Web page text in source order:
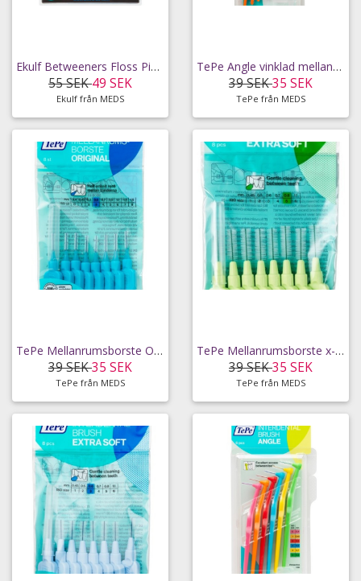
Ekulf Betweeners Floss Picks 20 st
55 SEK49 SEK
Ekulf från MEDS
TePe Angle vinklad mellanrumsborste 0,45 mm
39 SEK35 SEK
TePe från MEDS
TePe Mellanrumsborste Original 0,6 mm 8 st
39 SEK35 SEK
TePe från MEDS
TePe Mellanrumsborste x-mjuk 0,8 mm 8 st
39 SEK35 SEK
TePe från MEDS